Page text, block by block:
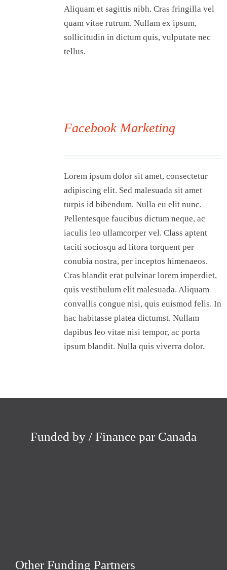
Aliquam et sagittis nibh. Cras fringilla vel
quam vitae rutrum. Nullam ex ipsum,
sollicitudin in dictum quis, vulputate nec
tellus.
Facebook Marketing
Lorem ipsum dolor sit amet, consectetur
adipiscing elit. Sed malesuada sit amet
turpis id bibendum. Nulla eu elit nunc.
Pellentesque faucibus dictum neque, ac
iaculis leo ullamcorper vel. Class aptent
taciti sociosqu ad litora torquent per
conubia nostra, per inceptos himenaeos.
Cras blandit erat pulvinar lorem imperdiet,
quis vestibulum elit malesuada. Aliquam
convallis congue nisi, quis euismod felis. In
hac habitasse platea dictumst. Nullam
dapibus leo vitae nisi tempor, ac porta
ipsum blandit. Nulla quis viverra dolor.
Funded by / Finance par Canada
Other Funding Partners